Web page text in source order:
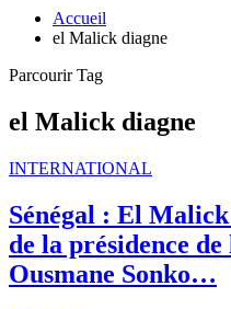
Accueil
el Malick diagne
Parcourir Tag
el Malick diagne
INTERNATIONAL
Sénégal : El
de la présidence
Ousmane Sonko…